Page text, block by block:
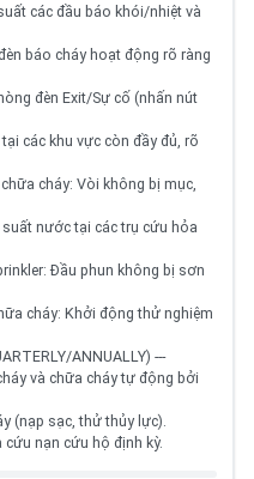
các đầu báo khói/nhiệt và
báo cháy hoạt động rõ ràng
đèn Exit/Sự cố (nhấn nút
các khu vực còn đầy đủ, rõ
cháy: Vòi không bị mục,
nước tại các trụ cứu hỏa
Đầu phun không bị sơn
cháy: Khởi động thử nghiệm
ANNUALLY) ---
và chữa cháy tự động bởi
(nạp sạc, thử thủy lực).
nạn cứu hộ định kỳ.